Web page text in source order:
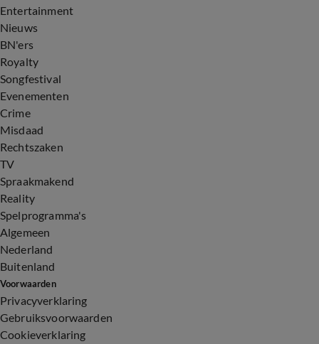
Entertainment
Nieuws
BN'ers
Royalty
Songfestival
Evenementen
Crime
Misdaad
Rechtszaken
TV
Spraakmakend
Reality
Spelprogramma's
Algemeen
Nederland
Buitenland
Voorwaarden
Privacyverklaring
Gebruiksvoorwaarden
Cookieverklaring